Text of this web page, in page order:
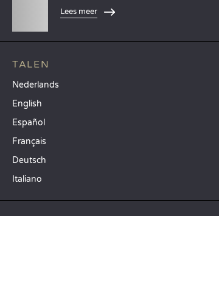
Lees meer
TALEN
Nederlands
English
Español
Français
Deutsch
Italiano